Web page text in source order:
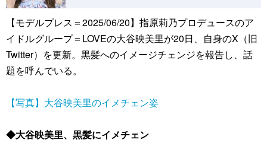
【モデルプレス＝2025/06/20】指原莉乃プロデュースのア
イドルグループ＝LOVEの大谷映美里が20日、自身のX（旧
Twitter）を更新。黒髪へのイメージチェンジを報告し、話
題を呼んでいる。
【写真】大谷映美里のイメチェン姿
◆大谷映美里、黒髪にイメチェン